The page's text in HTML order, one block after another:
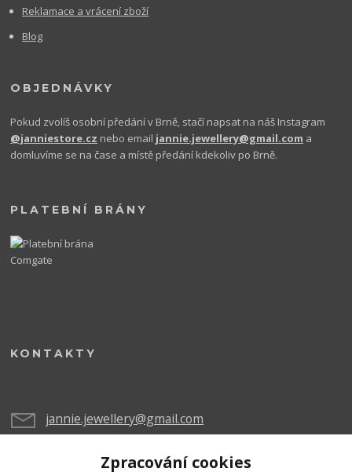
Reklamace a vrácení zboží
Blog
OBJEDNÁVKY
Pokud zvolíš osobní předání v Brně, stačí napsat na náš Instagram
@janniestore.cz nebo email jannie.jewellery@gmail.com a
domluvíme se na čase a místě předání kdekoliv po Brně.
PLATEBNÍ BRÁNY
KONTAKTY
jannie.jewellery@gmail.com
Zpracování cookies